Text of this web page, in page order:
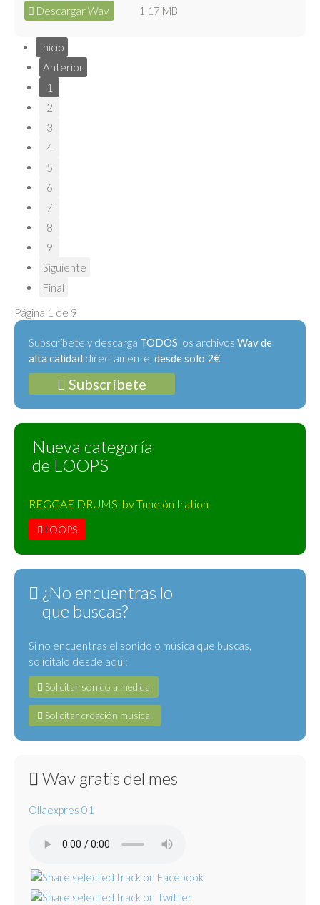
Descargar Wav 1.17 MB
Inicio
Anterior
1
2
3
4
5
6
7
8
9
Siguiente
Final
Página 1 de 9
Subscríbete y descarga TODOS los archivos Wav de
alta calidad directamente, desde solo 2€:
Subscríbete
Nueva categoría
de LOOPS
REGGAE DRUMS by Tunelón Iration
LOOPS
¿No encuentras lo
que buscas?
Si no encuentras el sonido o música que buscas,
solicítalo desde aquí:
Solicitar sonido a medida
Solicitar creación musical
Wav gratis del mes
Ollaexpres 01